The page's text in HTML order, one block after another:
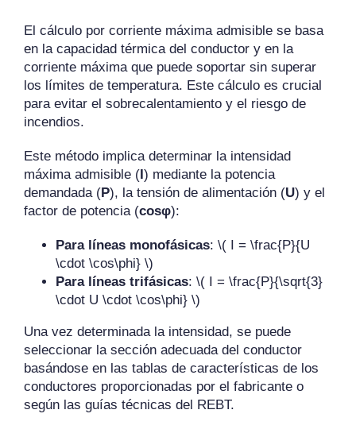
El cálculo por corriente máxima admisible se basa
en la capacidad térmica del conductor y en la
corriente máxima que puede soportar sin superar
los límites de temperatura. Este cálculo es crucial
para evitar el sobrecalentamiento y el riesgo de
incendios.
Este método implica determinar la intensidad
máxima admisible (I) mediante la potencia
demandada (P), la tensión de alimentación (U) y el
factor de potencia (cosφ):
Para líneas monofásicas: \( I = \frac{P}{U
\cdot \cos\phi} \)
Para líneas trifásicas: \( I = \frac{P}{\sqrt{3}
\cdot U \cdot \cos\phi} \)
Una vez determinada la intensidad, se puede
seleccionar la sección adecuada del conductor
basándose en las tablas de características de los
conductores proporcionadas por el fabricante o
según las guías técnicas del REBT.